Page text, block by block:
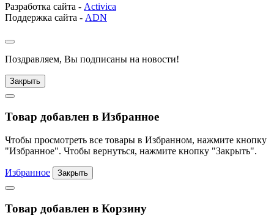
Разработка сайта - Activica
Поддержка сайта - ADN
Поздравляем, Вы подписаны на новости!
Закрыть
Товар добавлен в Избранное
Чтобы просмотреть все товары в Избранном, нажмите кнопку
"Избранное". Чтобы вернуться, нажмите кнопку "Закрыть".
Избранное Закрыть
Товар добавлен в Корзину